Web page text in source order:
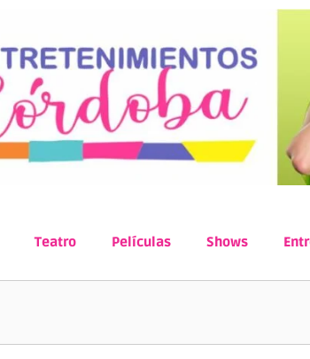
Teatro Películas Shows